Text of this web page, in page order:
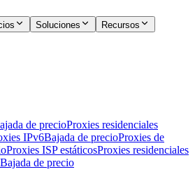
Soluciones
Recursos
de precioProxies residenciales
IPv6Bajada de precioProxies de
Proxies ISP estáticosProxies residenciales
Bajada de precio